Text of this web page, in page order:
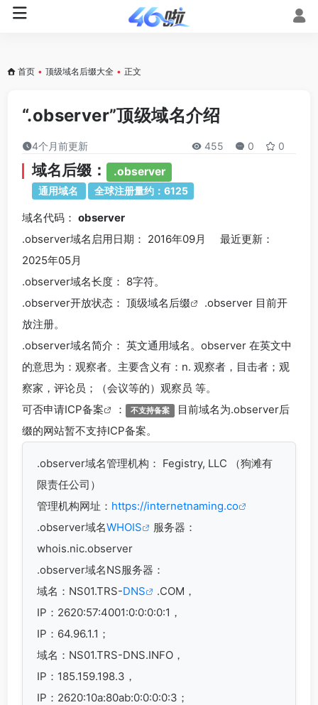
首页 • 顶级域名后缀大全 • 正文
“.observer”顶级域名介绍
4个月前更新 455 0 0
域名后缀： .observer
通用域名 全球注册量约：6125
域名代码： observer
.observer域名 启用日期： 2016年09月 最近更新：
2025年05月
.observer域名长度： 8字符。
.observer开放状态： 顶级域名后缀
.observer 目前开
放注册。
.observer域名简介： 英文通用域名。observer 在英文中
的意思为：观察者。主要含义有：n. 观察者，目击者；观
察家，评论员；（会议等的）观察员 等。
可否申请ICP备案 ： 不支持备案 目前域名为.observer后
缀的网站暂不支持ICP备案。
.observer域名管理机构： Fegistry, LLC （狗滩有
限责任公司）
管理机构网址： https://internetnaming.co
.observer域名WHOIS
服务器：
whois.nic.observer
.observer域名NS服务器：
域名：NS01.TRS-DNS
.COM，
IP：2620:57:4001:0:0:0:0:1，
IP：64.96.1.1；
域名：NS01.TRS-DNS.INFO，
IP：185.159.198.3，
IP：2620:10a:80ab:0:0:0:0:3；